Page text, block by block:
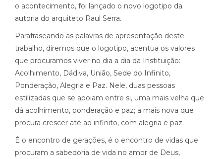
o acontecimento, foi lançado o novo logotipo da
autoria do arquiteto Raul Serra.
Parafraseando as palavras de apresentação deste
trabalho, diremos que o logotipo, acentua os valores
que procuramos viver no dia a dia da Instituição:
Acolhimento, Dádiva, União, Sede do Infinito,
Ponderação, Alegria e Paz. Nele, duas pessoas
estilizadas que se apoiam entre si, uma mais velha que
dá acolhimento, ponderação e paz; a mais nova que
procura crescer até ao infinito, com alegria e paz.
É o encontro de gerações, é o encontro de vidas que
procuram a sabedoria de vida no amor de Deus,